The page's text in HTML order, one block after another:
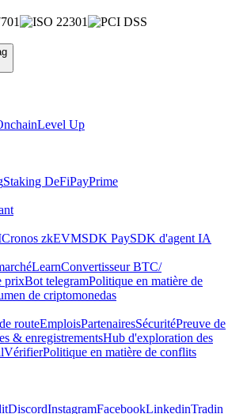
Level Up
Staking DeFiPayPrime
Cronos zkEVMSDK PaySDK d'agent IA
LearnConvertisseur BTC/
prixBot telegramPolitique en matière de
de criptomonedas
routeEmploisPartenairesSécuritéPreuve de
& enregistrementsHub d'exploration des
VérifierPolitique en matière de conflits
DiscordInstagramFacebookLinkedinTradin